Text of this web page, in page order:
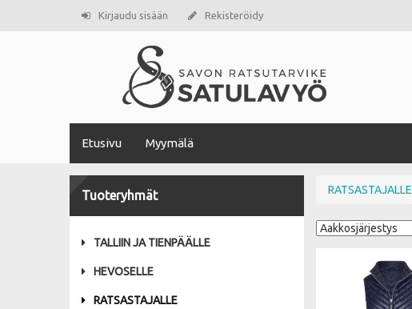
Kirjaudu sisään Rekisteröidy
Etusivu Myymälä
Tuoteryhmät
TALLIIN JA TIENPÄÄLLE
HEVOSELLE
RATSASTAJALLE
RATSASTAJALLE